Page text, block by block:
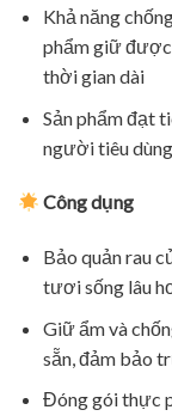
Khả năng
phẩm giữ
thời gian dài
Sản phẩm đạt
người tiêu dùng
Công dụng
Bảo quản rau
tươi sống lâu
Giữ ẩm và
sẵn, đảm bảo
Đóng gói thực